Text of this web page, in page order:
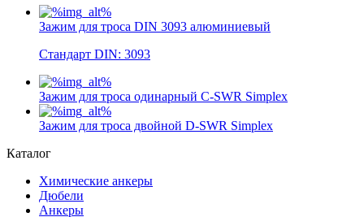
Зажим для троса DIN 3093 алюминиевый
Стандарт DIN: 3093
Зажим для троса одинарный С-SWR Simplex
Зажим для троса двойной D-SWR Simplex
Каталог
Химические анкеры
Дюбели
Анкеры